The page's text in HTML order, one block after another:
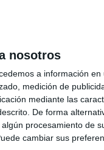
nosotros
a información
medición de
mediante las
De forma
procesamiento de
cambiar sus
Aviso legal
© 2003-2026Compás